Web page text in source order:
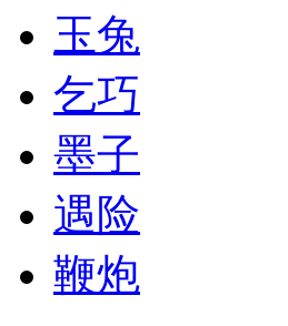
玉兔
乞巧
墨子
遇险
鞭炮